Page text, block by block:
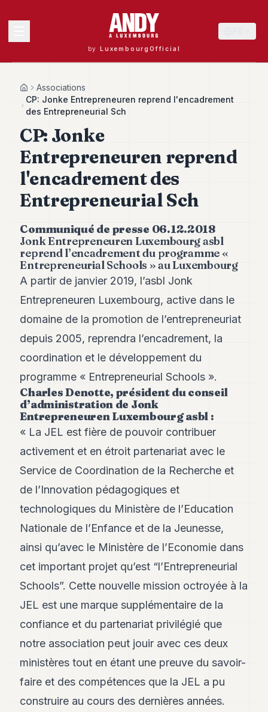
by LuxembourgOfficial
Andy
40
Andy
39
Andy
Andy
Andy
36
Andy
35
Andy
34
Andy
Andy
32
31
Andy
30
Andy
28
Andy
27
26
Andy
Andy
22
21
Andy
Andy
16
15
Andy
Andy
HomeAssociations
CP: Jonke Entrepreneuren reprend l'encadrement
des Entrepreneurial Sch
CP: Jonke
Entrepreneuren reprend
l'encadrement des
Entrepreneurial Sch
Communiqué de presse 06.12.2018
Jonk Entrepreneuren Luxembourg asbl
reprend l’encadrement du programme «
Entrepreneurial Schools » au Luxembourg
A partir de janvier 2019, l’asbl Jonk
Entrepreneuren Luxembourg, active dans le
domaine de la promotion de l’entrepreneuriat
depuis 2005, reprendra l’encadrement, la
coordination et le développement du
programme « Entrepreneurial Schools ».
Charles Denotte, président du conseil
d’administration de Jonk
Entrepreneuren Luxembourg asbl :
« La JEL est fière de pouvoir contribuer
activement et en étroit partenariat avec le
Service de Coordination de la Recherche et
de l’Innovation pédagogiques et
technologiques du Ministère de l’Education
Nationale de l’Enfance et de la Jeunesse,
ainsi qu’avec le Ministère de l’Economie dans
cet important projet qu’est “l’Entrepreneurial
Schools”. Cette nouvelle mission octroyée à la
JEL est une marque supplémentaire de la
confiance et du partenariat privilégié que
notre association peut jouir avec ces deux
ministères tout en étant une preuve du savoir-
faire et des compétences que la JEL a pu
construire au cours des dernières années.